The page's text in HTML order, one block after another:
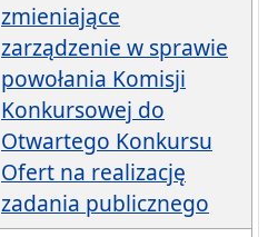
zmieniające
zarządzenie w sprawie
powołania Komisji
Konkursowej do
Otwartego Konkursu
Ofert na realizację
zadania publicznego